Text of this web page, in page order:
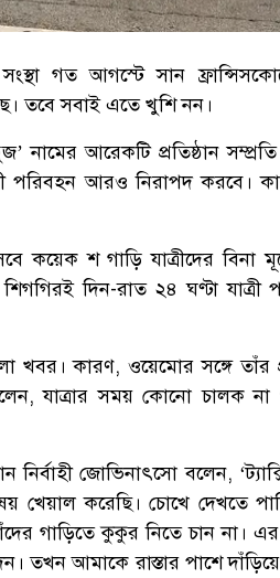
সংস্থা গত আগস্টে সান
তবে সবাই এতে খুশি নন।
নামের আরেকটি প্রতিষ্ঠান
পরিবহন আরও নিরাপদ করবে।
কয়েক শ গাড়ি যাত্রীদের বিনা
দিন-রাত ২৪ ঘণ্টা যাত্রী
কারণ, ওয়েমোর সঙ্গে তাঁর
যাত্রার সময় কোনো চালক না
নির্বাহী জোভিনাৎসো বলেন,
খেয়াল করেছি। চোখে দেখতে
গাড়িতে কুকুর নিতে চান না।
তখন আমাকে রাস্তার পাশে